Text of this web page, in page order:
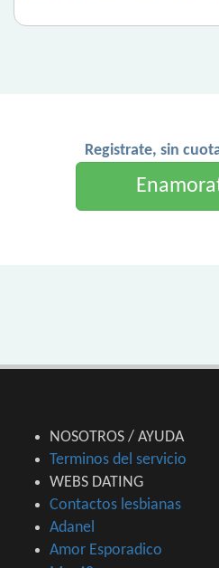
Registrate, sin
NOSOTROS / AYUDA
Terminos del servicio
WEBS DATING
Contactos lesbianas
Adanel
Amor Esporadico